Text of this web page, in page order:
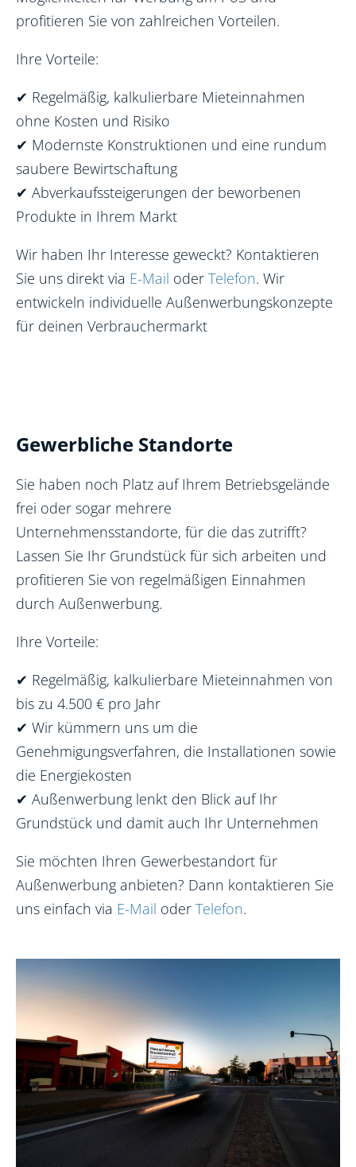
profitieren Sie von zahlreichen Vorteilen.
Ihre Vorteile:
✔ Regelmäßig, kalkulierbare Mieteinnahmen
ohne Kosten und Risiko
✔ Modernste Konstruktionen und eine rundum
saubere Bewirtschaftung
✔ Abverkaufssteigerungen der beworbenen
Produkte in Ihrem Markt
Wir haben Ihr Interesse geweckt? Kontaktieren
Sie uns direkt via E-Mail oder Telefon. Wir
entwickeln individuelle Außenwerbungskonzepte
für deinen Verbrauchermarkt
Gewerbliche Standorte
Sie haben noch Platz auf Ihrem Betriebsgelände
frei oder sogar mehrere
Unternehmensstandorte, für die das zutrifft?
Lassen Sie Ihr Grundstück für sich arbeiten und
profitieren Sie von regelmäßigen Einnahmen
durch Außenwerbung.
Ihre Vorteile:
✔ Regelmäßig, kalkulierbare Mieteinnahmen von
bis zu 4.500 € pro Jahr
✔ Wir kümmern uns um die
Genehmigungsverfahren, die Installationen sowie
die Energiekosten
✔ Außenwerbung lenkt den Blick auf Ihr
Grundstück und damit auch Ihr Unternehmen
Sie möchten Ihren Gewerbestandort für
Außenwerbung anbieten? Dann kontaktieren Sie
uns einfach via E-Mail oder Telefon.